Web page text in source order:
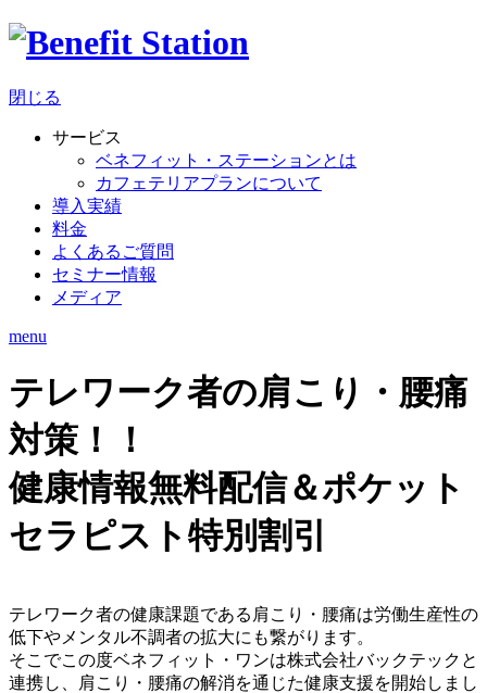
閉じる
サービス
ベネフィット・ステーションとは
カフェテリアプランについて
導入実績
料金
よくあるご質問
セミナー情報
メディア
menu
テレワーク者の肩こり・腰痛
対策！！
健康情報無料配信＆ポケット
セラピスト特別割引
テレワーク者の健康課題である肩こり・腰痛は労働生産性の
低下やメンタル不調者の拡大にも繋がります。
そこでこの度ベネフィット・ワンは株式会社バックテックと
連携し、肩こり・腰痛の解消を通じた健康支援を開始しまし